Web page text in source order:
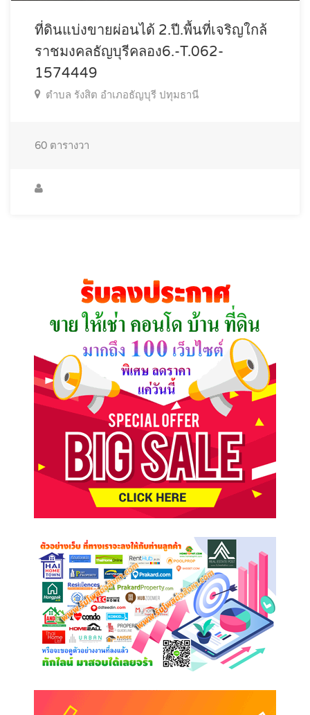
ที่ดินแบ่งขายผ่อนได้ 2.ปี.พื้นที่เจริญใกล้
ราชมงคลธัญบุรีคลอง6.-T.062-
1574449
ตำบล รังสิต อำเภอธัญบุรี ปทุมธานี
60 ตารางวา